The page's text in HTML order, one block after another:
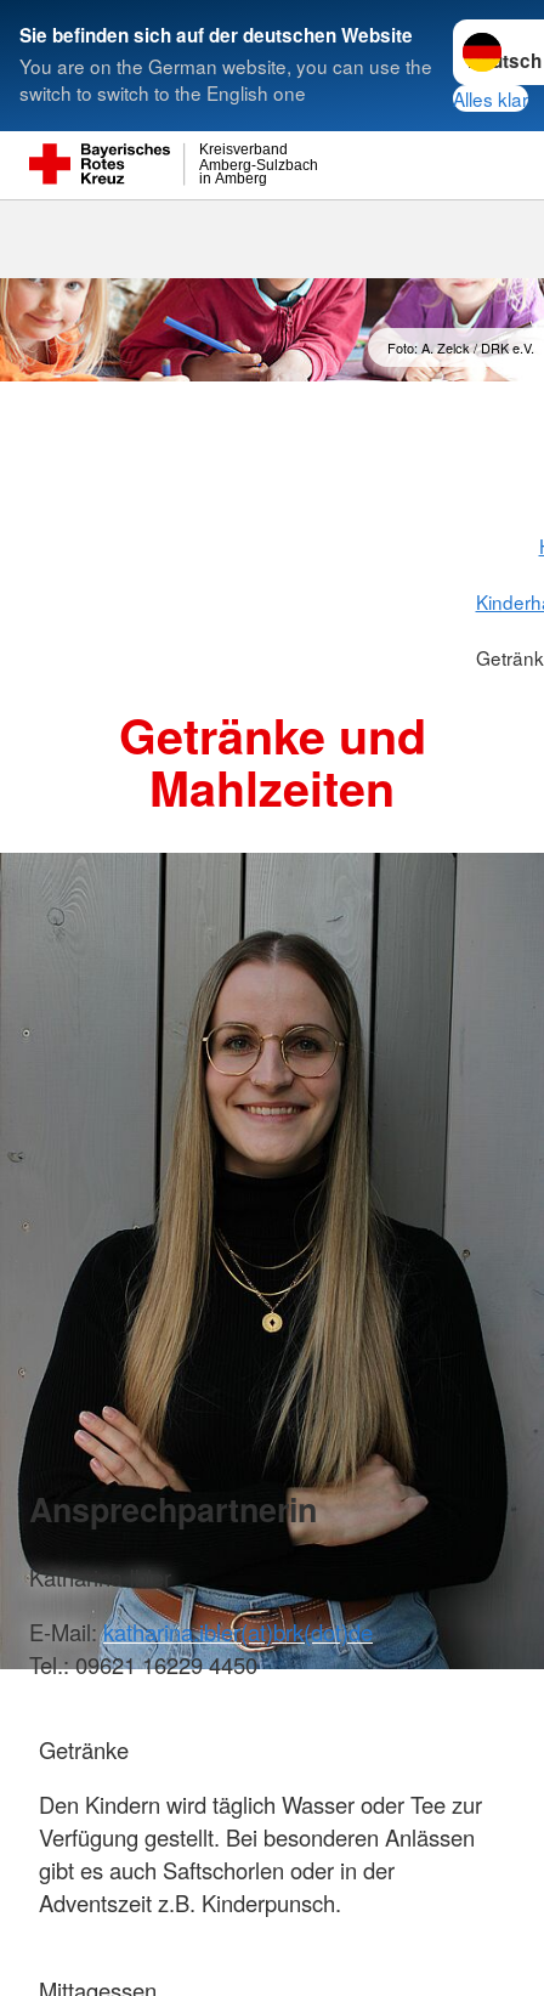
Sie befinden sich auf der deutschen Website
You are on the German website, you can use the
switch to switch to the English one
Sprache
Alles klar
in Amberg
Amberg-Sulzbach
Kreisverband
Suche
Foto: A. Zelck / DRK e.V.
Getränke und
Mahlzeiten
Ansprechpartnerin
Katharina Ibler
E-Mail:katharina.ibler(at)brk(dot)de
Tel.: 09621 16229 4450
Getränke
Den Kindern wird täglich Wasser oder Tee zur
Verfügung gestellt. Bei besonderen Anlässen
gibt es auch Saftschorlen oder in der
Adventszeit z.B. Kinderpunsch.